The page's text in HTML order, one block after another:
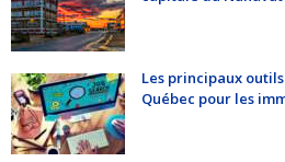
Les principaux
Québec pour les